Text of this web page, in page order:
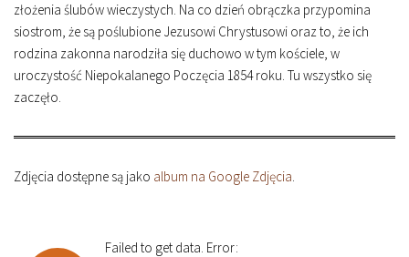
złożenia ślubów wieczystych. Na co dzień obrączka przypomina
siostrom, że są poślubione Jezusowi Chrystusowi oraz to, że ich
rodzina zakonna narodziła się duchowo w tym kościele, w
uroczystość Niepokalanego Poczęcia 1854 roku. Tu wszystko się
zaczęło.
Zdjęcia dostępne są jako album na Google Zdjęcia.
Failed to get data. Error: